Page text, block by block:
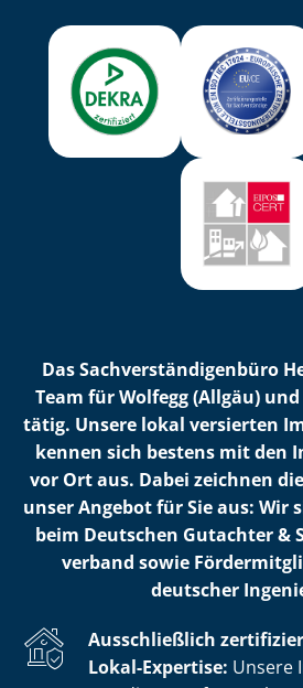
Das Sach­ver­stän­di­gen­bü­ro
Team für Wolfegg (Allgäu)
tätig. Unsere lokal versierten
kennen sich bestens mit den
vor Ort aus. Dabei zeichnen
unser Angebot für Sie aus: Wir
beim Deutschen Gutachter &
ver­band sowie
deutscher
Ausschließlich
Lokal-Expertise: Unsere